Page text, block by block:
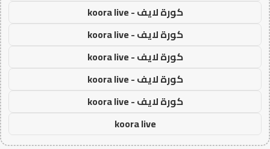
كورة لايف - koora live
كورة لايف - koora live
كورة لايف - koora live
كورة لايف - koora live
كورة لايف - koora live
koora live